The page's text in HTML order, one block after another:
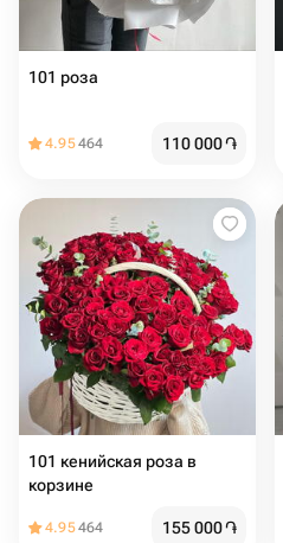
101 роза
4.95464 110 000֏
101 кенийская роза в
корзине
4.95464 155 000֏